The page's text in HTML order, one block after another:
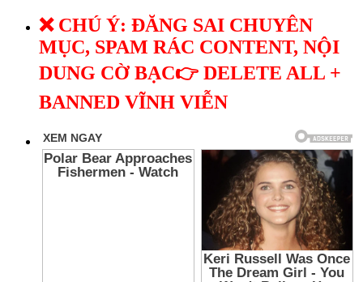
❌ CHÚ Ý: ĐĂNG SAI CHUYÊN
MỤC, SPAM RÁC CONTENT, NỘI
DUNG CỜ BẠC👉 DELETE ALL +
BANNED VĨNH VIỄN